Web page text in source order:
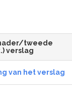
tweede
verslag
van het verslag